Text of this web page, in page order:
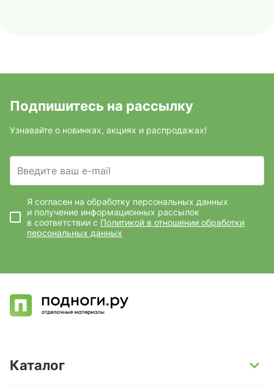
Подпишитесь на рассылку
Узнавайте о новинках, акциях и распродажах!
Введите ваш e-mail
Я согласен на обработку персональных данных
и получение информационных рассылок
в соответствии с Политикой в отношении обработки
персональных данных *
Каталог